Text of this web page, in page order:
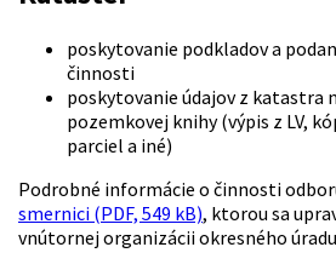
poskytovanie podkladov a
činnosti
poskytovanie údajov z katastra
pozemkovej knihy (výpis z LV,
parciel a iné)
Podrobné informácie o činnosti
smernici (PDF, 549 kB), ktorou sa
vnútornej organizácii okresného